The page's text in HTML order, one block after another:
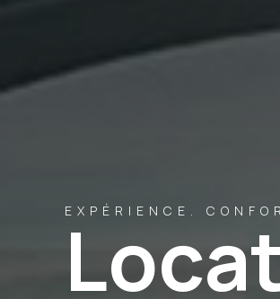
EXPÉRIENCE.